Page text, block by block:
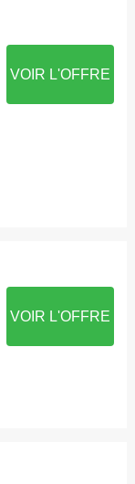
VOIR L'OFFRE
VOIR L'OFFRE